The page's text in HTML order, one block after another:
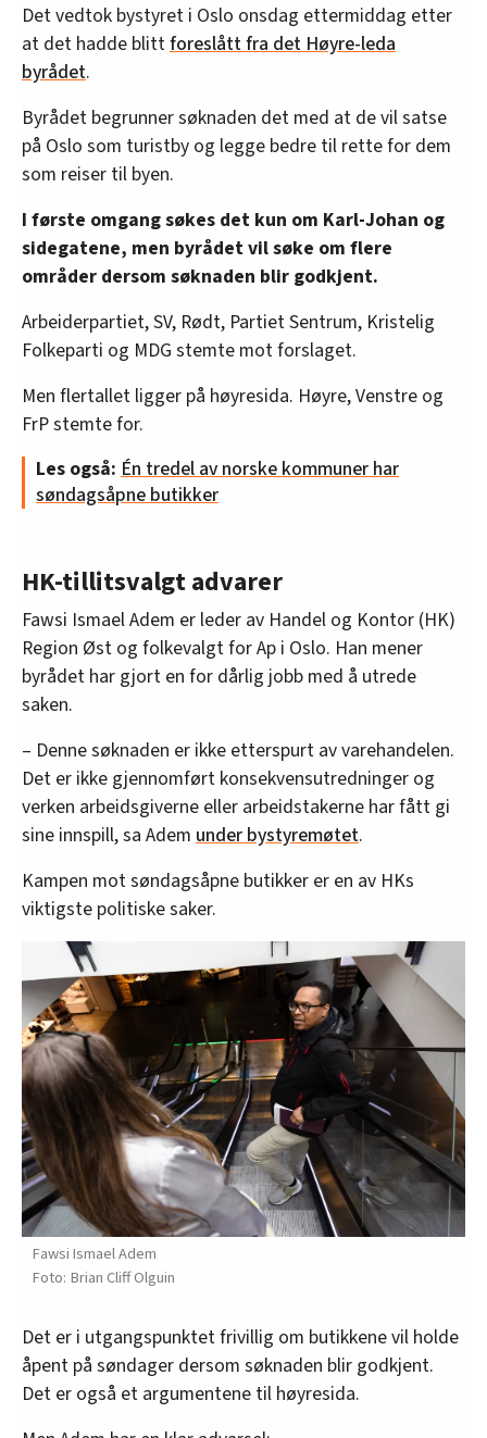
Det vedtok bystyret i Oslo onsdag ettermiddag etter
at det hadde blittforeslått fra det Høyre-leda
byrådet.
Byrådet begrunner søknaden det med at de vil satse
på Oslo som turistby og legge bedre til rette for dem
som reiser til byen.
I første omgang søkes det kun om Karl-Johan og
sidegatene, men byrådet vil søke om flere
områder dersom søknaden blir godkjent.
Arbeiderpartiet, SV, Rødt, Partiet Sentrum, Kristelig
Folkeparti og MDG stemte mot forslaget.
Men flertallet ligger på høyresida. Høyre, Venstre og
FrP stemte for.
Les også: Én tredel av norske kommuner har
søndagsåpne butikker
HK-tillitsvalgt advarer
Fawsi Ismael Adem er leder av Handel og Kontor (HK)
Region Øst og folkevalgt for Ap i Oslo. Han mener
byrådet har gjort en for dårlig jobb med å utrede
saken.
– Denne søknaden er ikke etterspurt av varehandelen.
Det er ikke gjennomført konsekvensutredninger og
verken arbeidsgiverne eller arbeidstakerne har fått gi
sine innspill, sa Adem under bystyremøtet.
Kampen mot søndagsåpne butikker er en av HKs
viktigste politiske saker.
Fawsi Ismael Adem
Brian Cliff Olguin
Det er i utgangspunktet frivillig om butikkene vil holde
åpent på søndager dersom søknaden blir godkjent.
Det er også et argumentene til høyresida.